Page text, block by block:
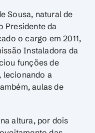
Sousa, natural de
Presidente da
o cargo em 2011,
Instaladora da
funções de
lecionando a
aulas de
altura, por dois